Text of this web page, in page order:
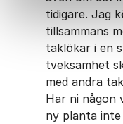
tidigare. Jag
tillsammans
taklökar i en
tveksamhet
med andra
Har ni någon
ny planta inte